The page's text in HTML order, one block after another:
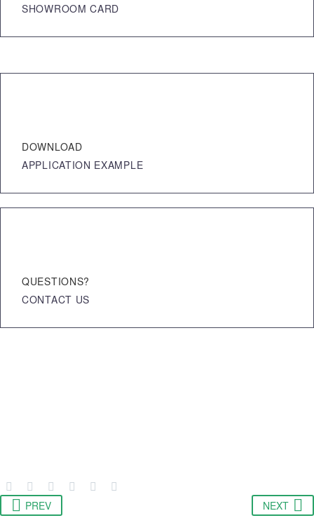
SHOWROOM CARD
DOWNLOAD
APPLICATION EXAMPLE
QUESTIONS?
CONTACT US
PREV NEXT